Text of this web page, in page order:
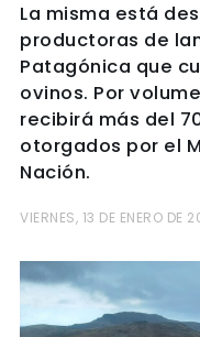
La misma está
productoras de
Patagónica que
ovinos. Por
recibirá más del
otorgados por el
Nación.
VIERNES, 13 DE ENERO DE